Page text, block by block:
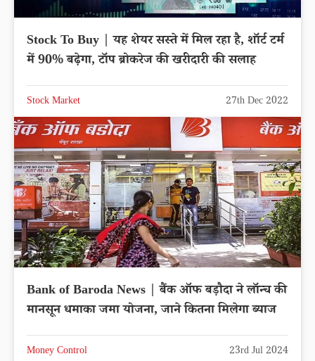
Stock To Buy | यह शेयर सस्ते में मिल रहा है, शॉर्ट टर्म
में 90% बढ़ेगा, टॉप ब्रोकरेज की खरीदारी की सलाह
Stock Market 27th Dec 2022
Bank of Baroda News | बैंक ऑफ बड़ौदा ने लॉन्च की
मानसून धमाका जमा योजना, जाने कितना मिलेगा ब्याज
Money Control 23rd Jul 2024